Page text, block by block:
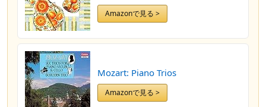
Amazonで見る >
Mozart: Piano Trios
Amazonで見る >